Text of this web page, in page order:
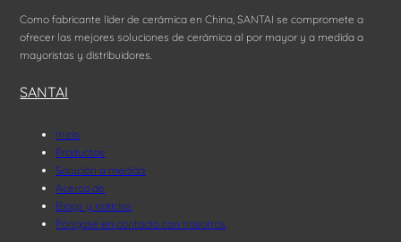
Como fabricante líder de cerámica en China, SANTAI se compromete a
ofrecer las mejores soluciones de cerámica al por mayor y a medida a
mayoristas y distribuidores.
SANTAI
Inicio
Productos
Solución a medida
Acerca de
Blogs y noticias
Póngase en contacto con nosotros